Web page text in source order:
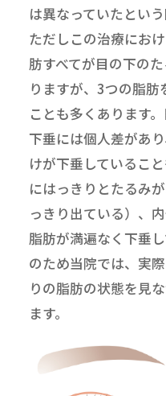
は異なっていたとい
ただしこの治療にお
肪すべてが目の下の
りますが、3つの脂
ことも多くあります
下垂には個人差があ
けが下垂しているこ
にはっきりとたるみ
っきり出ている）、
脂肪が満遍なく下垂
のため当院では、実
りの脂肪の状態を見
ます。